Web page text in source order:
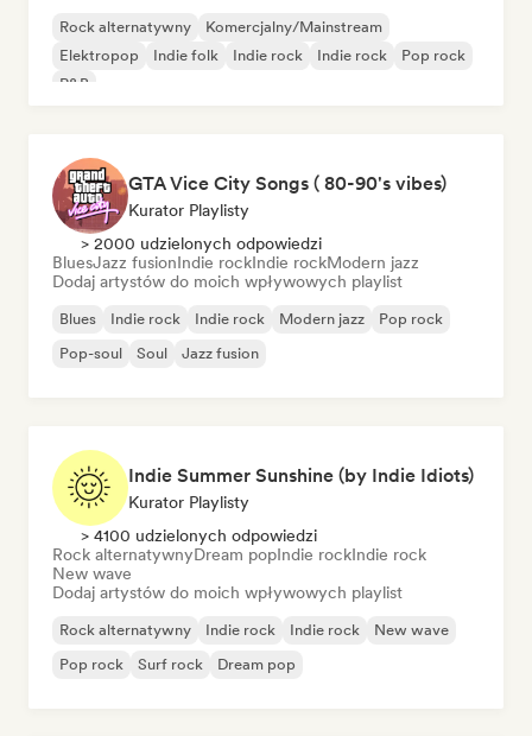
Rock alternatywny
Komercjalny/Mainstream
Elektropop
Indie folk Indie rock Indie rock
Pop rock
R&B
GTA Vice City Songs ( 80-90's vibes)
Kurator Playlisty
> 2000 udzielonych odpowiedzi
BluesJazz fusionIndie rockIndie rockModern jazz
Dodaj artystów do moich wpływowych playlist
Blues Indie rock Indie rock Modern jazz
Pop rock
Pop-soul
Soul Jazz fusion
Indie Summer Sunshine (by Indie Idiots)
Kurator Playlisty
> 4100 udzielonych odpowiedzi
Rock alternatywnyDream popIndie rockIndie rock
New wave
Dodaj artystów do moich wpływowych playlist
Rock alternatywny Indie rock Indie rock
New wave
Pop rock
Surf rock Dream pop